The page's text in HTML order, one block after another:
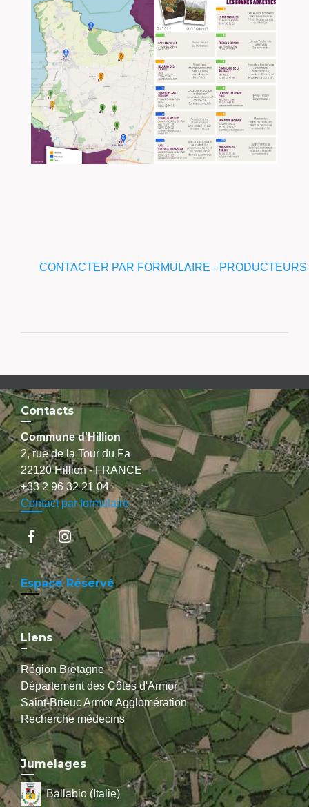
CONTACTER PAR FORMULAIRE -
Contacts
Commune d'Hillion
2, rue de la Tour du Fa
22120 Hillion - FRANCE
+33 2 96 32 21 04
Contact par formulaire
Espace Réservé
Liens
Région Bretagne
Département des Côtes d'Armor
Saint-Brieuc Armor Agglomération
Recherche médecins
Jumelages
Ballabio (Italie)